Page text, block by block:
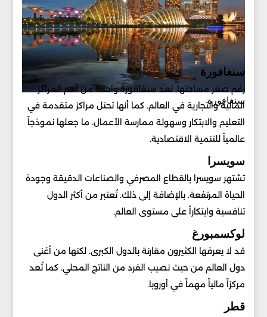
سنغافورة
سنغافورة
رغم صغر مساحتها. تعد سنغافورة واحدة من أهم المراكز
المالية والتجارية في العالم. كما أنها تحتل مراكز متقدمة في
التعليم والابتكار وسهولة ممارسة الأعمال. ما جعلها نموذجاً
عالمياً للتنمية الاقتصادية.
سويسرا
تشتهر سويسرا بالقطاع المصرفي والصناعات الدقيقة وجودة
الحياة المرتفعة. بالإضافة إلى ذلك. تُعتبر من أكثر الدول
تنافسية وابتكاراً على مستوى العالم.
لوكسمبورغ
قد لا يعرفها الكثيرون مقارنة بالدول الكبرى. لكنها من أغنى
دول العالم من حيث نصيب الفرد من الناتج المحلي. كما تُعد
مركزاً مالياً مهماً في أوروبا.
قطر